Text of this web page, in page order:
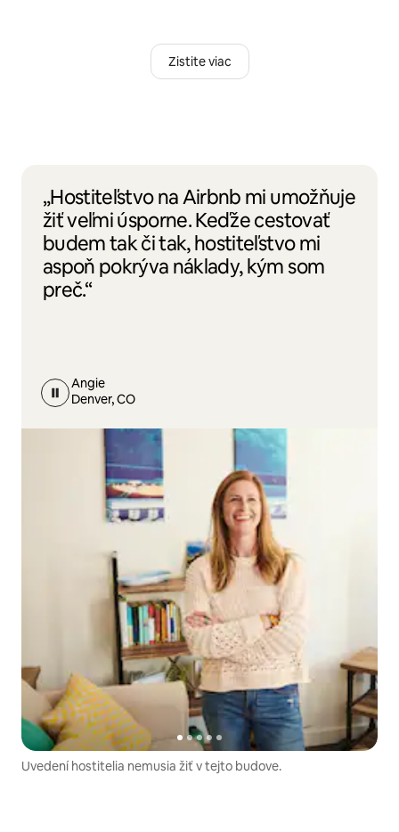
Zistite viac
„Hostiteľstvo na Airbnb mi umožňuje
žiť veľmi úsporne. Keďže cestovať
budem tak či tak, hostiteľstvo mi
aspoň pokrýva náklady, kým som
preč.“
Angie
Denver, CO
Uvedení hostitelia nemusia žiť v tejto budove.